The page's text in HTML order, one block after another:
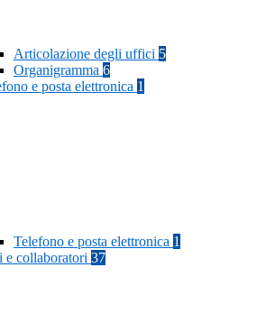
Articolazione degli uffici 5
Organigramma 6
e posta elettronica 1
Telefono e posta elettronica 1
e collaboratori 37